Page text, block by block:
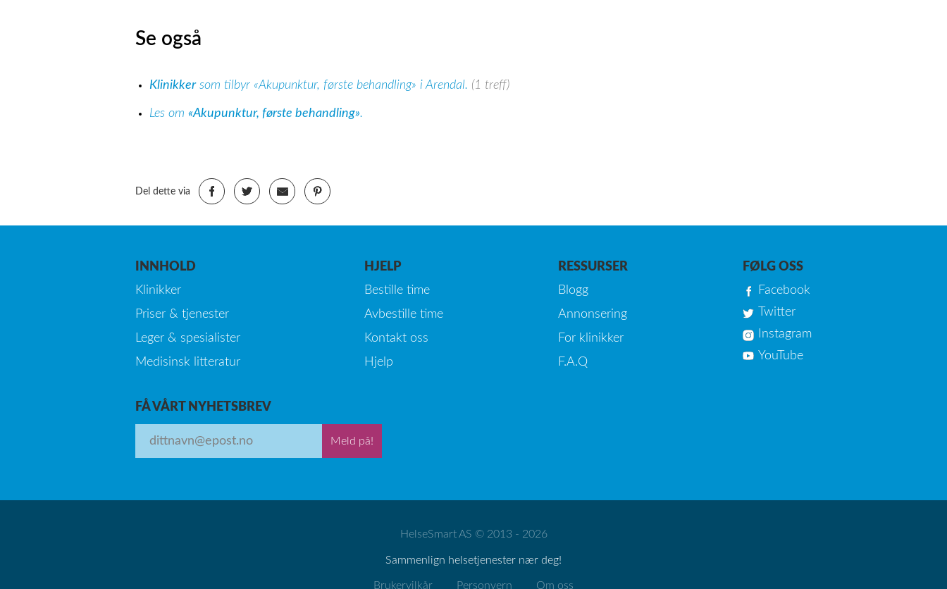
Se også
Klinikkersom tilbyr «Akupunktur, første behandling» i Arendal. (1 treff)
Les om «Akupunktur, første behandling».
Del dette via
INNHOLD
Klinikker
Priser & tjenester
Leger & spesialister
Medisinsk litteratur
HJELP
Bestille time
Avbestille time
Kontakt oss
Hjelp
RESSURSER
Blogg
Annonsering
For klinikker
F.A.Q
FØLG OSS
Facebook
Twitter
Instagram
YouTube
FÅ VÅRT NYHETSBREV
Meld på!
HelseSmart AS © 2013 - 2026
Sammenlign helsetjenester nær deg!
Brukervilkår Personvern Om oss